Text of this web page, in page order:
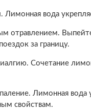
Лимонная вода
отравлением.
за границу.
Сочетание
Лимонная вода
свойствам.